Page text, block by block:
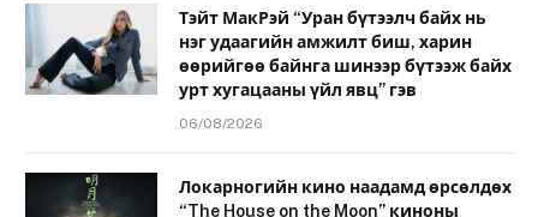
Тэйт МакРэй “Уран бүтээлч байх нь
нэг удаагийн амжилт биш, харин
өөрийгөө байнга шинээр бүтээж байх
урт хугацааны үйл явц” гэв
06/08/2026
Локарногийн кино наадамд өрсөлдөх
“The House on the Moon” киноны